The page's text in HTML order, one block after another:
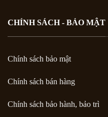
CHÍNH SÁCH - BẢO MẬT
Chính sách bảo mật
Chính sách bán hàng
Chính sách bảo hành, bảo trì